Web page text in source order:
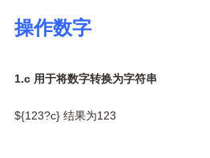
操作数字
1.c 用于将数字转换为字符串
${123?c} 结果为123